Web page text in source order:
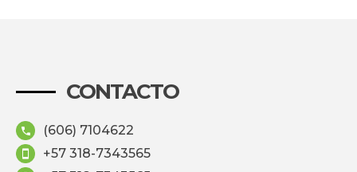
CONTACTO
(606) 7104622
+57 318-7343565